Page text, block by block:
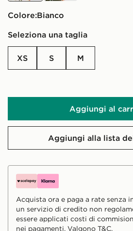
Colore:
bianco
Seleziona una taglia
XS S M
Aggiungi al
Aggiungi alla lista
Acquista ora e paga a rate senza
un servizio di credito non
essere applicati costi di
nei pagamenti. Valgono T&C.